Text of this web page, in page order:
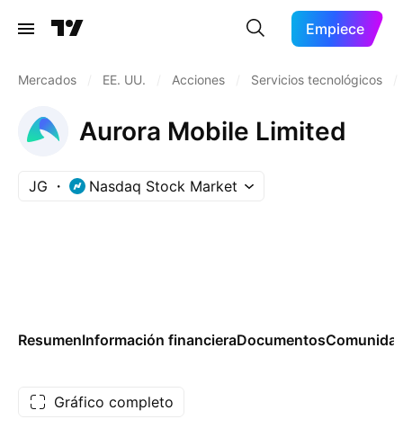
Empiece
Mercados EE. UU. Acciones Servicios tecnológicos
Aurora Mobile Limited
JG Nasdaq Stock Market
ResumenInformación financieraDocumentos
Gráfico completo